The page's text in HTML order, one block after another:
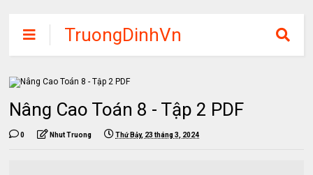
TruongDinhVn
Chia sẽ ebook,
các khóa học,
phần mềm học
tập miễn phí
Nâng Cao Toán 8 - Tập 2 PDF
0 Nhut Truong Thứ Bảy, 23 tháng 3, 2024